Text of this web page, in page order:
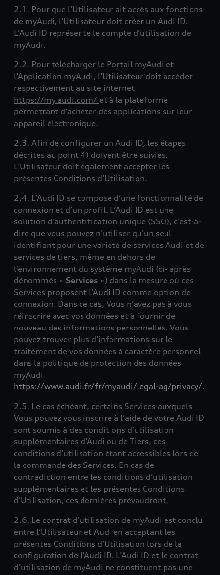
2.1. Pour que l’Utilisateur ait accès aux fonctions
de myAudi, l’Utilisateur doit créer un Audi ID.
L’Audi ID représente le compte d’utilisation de
myAudi.
2.2. Pour télécharger le Portail myAudi et
l’Application myAudi, l’Utilisateur doit accéder
respectivement au site internet
https://my.audi.com/ et à la plateforme
permettant d’acheter des applications sur leur
appareil électronique.
2.3. Afin de configurer un Audi ID, les étapes
décrites au point 4) doivent être suivies.
L’Utilisateur doit également accepter les
présentes Conditions d’Utilisation.
2.4. L’Audi ID se compose d’une fonctionnalité de
connexion et d’un profil. L’Audi ID est une
solution d’authentification unique (SSO), c’est-à-
dire que vous pouvez n’utiliser qu’un seul
identifiant pour une variété de services Audi et de
services de tiers, même en dehors de
l’environnement du système myAudi (ci- après
dénommés « Services ») dans la mesure où ces
Services proposent l’Audi ID comme option de
connexion. Dans ce cas, Vous n’avez pas à vous
réinscrire avec vos données et à fournir de
nouveau des informations personnelles. Vous
pouvez trouver plus d’informations sur le
traitement de vos données à caractère personnel
dans la politique de protection des données
myAudi
https://www.audi.fr/fr/myaudi/legal-ag/privacy/.
2.5. Le cas échéant, certains Services auxquels
Vous pouvez vous inscrire à l’aide de votre Audi ID
sont soumis à des conditions d’utilisation
supplémentaires d’Audi ou de Tiers, ces
conditions d’utilisation étant accessibles lors de
la commande des Services. En cas de
contradiction entre les conditions d’utilisation
supplémentaires et les présentes Conditions
d’Utilisation, ces dernières prévaudront.
2.6. Le contrat d’utilisation de myAudi est conclu
entre l’Utilisateur et Audi en acceptant les
présentes Conditions d’Utilisation lors de la
configuration de l’Audi ID. L’Audi ID et le contrat
d’utilisation de myAudi ne constituent pas une